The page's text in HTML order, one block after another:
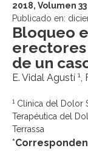
2018, Volumen
Publicado en:
Bloqueo
de un
E. Vidal Agustí 1,
1Clínica del Dolor
Terapéutica del
Terrassa
*